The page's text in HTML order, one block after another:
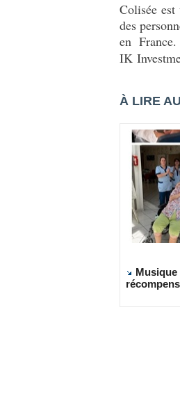
Colisée est
des
en
IK
À LIRE
Musique